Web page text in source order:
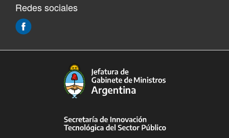
Redes sociales